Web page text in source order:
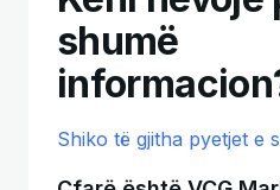
shumë
Shiko të gjitha pyetjet e